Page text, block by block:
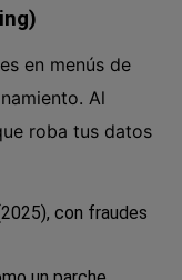
en menús de
Al
roba tus datos
con fraudes